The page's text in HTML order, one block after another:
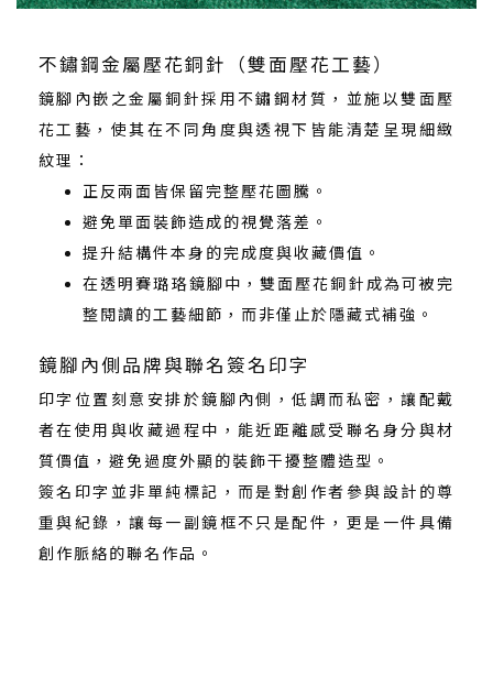
不鏽鋼金屬壓花銅針（雙面壓花工藝）
鏡腳內嵌之金屬銅針採用不鏽鋼材質，並施以雙面壓
花工藝，使其在不同角度與透視下皆能清楚呈現細緻
紋理：
正反兩面皆保留完整壓花圖騰。
避免單面裝飾造成的視覺落差。
提升結構件本身的完成度與收藏價值。
在透明賽璐珞鏡腳中，雙面壓花銅針成為可被完
整閱讀的工藝細節，而非僅止於隱藏式補強。
鏡腳內側品牌與聯名簽名印字
印字位置刻意安排於鏡腳內側，低調而私密，讓配戴
者在使用與收藏過程中，能近距離感受聯名身分與材
質價值，避免過度外顯的裝飾干擾整體造型。
簽名印字並非單純標記，而是對創作者參與設計的尊
重與紀錄，讓每一副鏡框不只是配件，更是一件具備
創作脈絡的聯名作品。